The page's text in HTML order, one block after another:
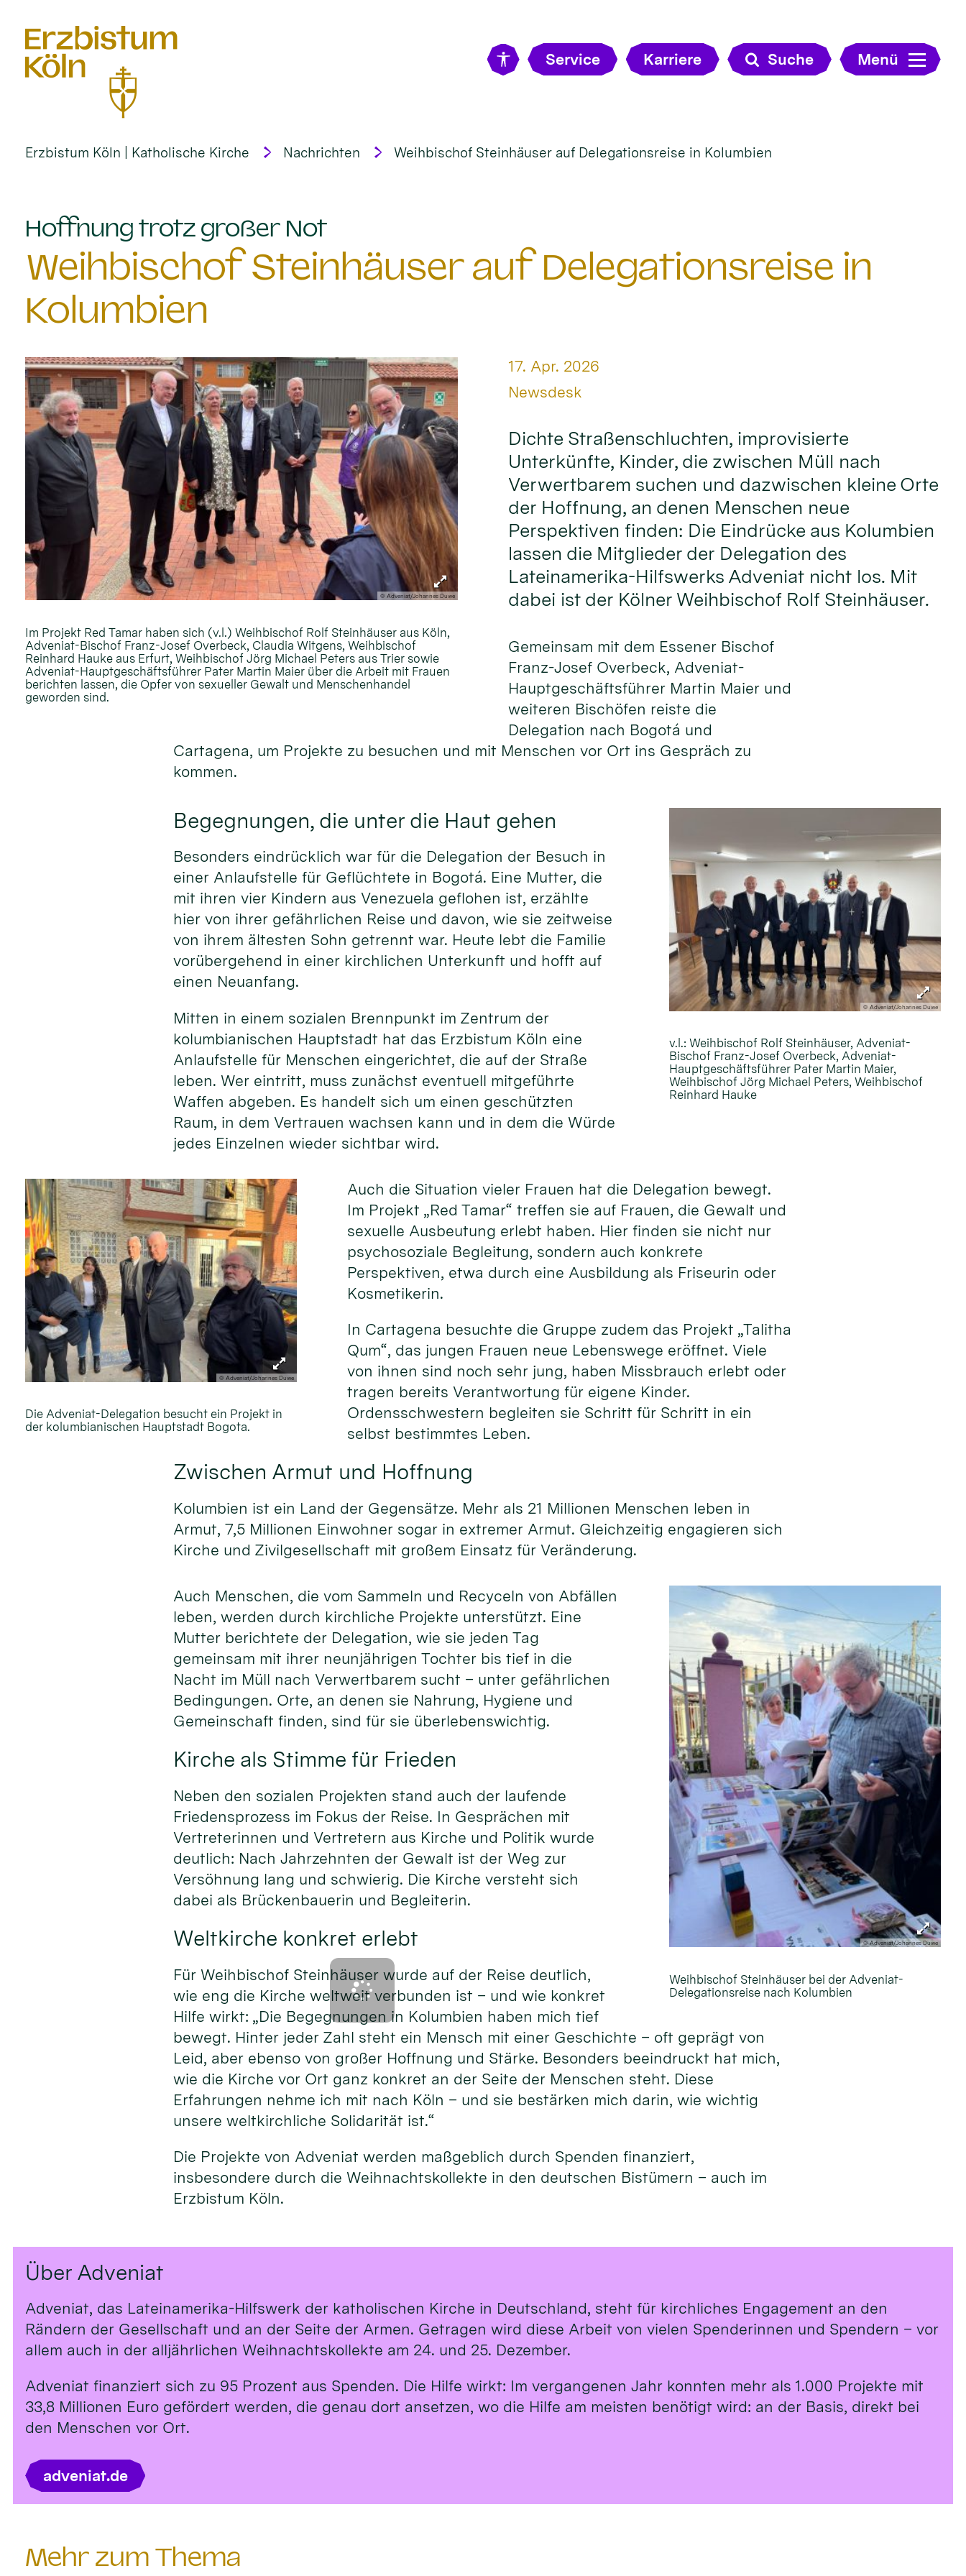
Service Karriere Suche Menü
Erzbistum Köln | Katholische Kirche Nachrichten Weihbischof Steinhäuser auf Delegationsreise in Kolumbien
Hoffnung trotz großer Not:
Weihbischof Steinhäuser auf Delegationsreise in
Kolumbien
© Adveniat/Johannes Duwe
Im Projekt Red Tamar haben sich (v.l.) Weihbischof Rolf Steinhäuser aus Köln,
Adveniat-Bischof Franz-Josef Overbeck, Claudia Witgens, Weihbischof
Reinhard Hauke aus Erfurt, Weihbischof Jörg Michael Peters aus Trier sowie
Adveniat-Hauptgeschäftsführer Pater Martin Maier über die Arbeit mit Frauen
berichten lassen, die Opfer von sexueller Gewalt und Menschenhandel
geworden sind.
Datum:
17. Apr. 2026
Von:
Newsdesk
Dichte Straßenschluchten, improvisierte
Unterkünfte, Kinder, die zwischen Müll nach
Verwertbarem suchen und dazwischen kleine Orte
der Hoffnung, an denen Menschen neue
Perspektiven finden: Die Eindrücke aus Kolumbien
lassen die Mitglieder der Delegation des
Lateinamerika-Hilfswerks Adveniat nicht los. Mit
dabei ist der Kölner Weihbischof Rolf Steinhäuser.
Gemeinsam mit dem Essener Bischof
Franz-Josef Overbeck, Adveniat-
Hauptgeschäftsführer Martin Maier und
weiteren Bischöfen reiste die
Delegation nach Bogotá und
Cartagena, um Projekte zu besuchen und mit Menschen vor Ort ins Gespräch zu
kommen.
© Adveniat/Johannes Duwe
v.l.: Weihbischof Rolf Steinhäuser, Adveniat-
Bischof Franz-Josef Overbeck, Adveniat-
Hauptgeschäftsführer Pater Martin Maier,
Weihbischof Jörg Michael Peters, Weihbischof
Reinhard Hauke
Begegnungen, die unter die Haut gehen
Besonders eindrücklich war für die Delegation der Besuch in
einer Anlaufstelle für Geflüchtete in Bogotá. Eine Mutter, die
mit ihren vier Kindern aus Venezuela geflohen ist, erzählte
hier von ihrer gefährlichen Reise und davon, wie sie zeitweise
von ihrem ältesten Sohn getrennt war. Heute lebt die Familie
vorübergehend in einer kirchlichen Unterkunft und hofft auf
einen Neuanfang.
Mitten in einem sozialen Brennpunkt im Zentrum der
kolumbianischen Hauptstadt hat das Erzbistum Köln eine
Anlaufstelle für Menschen eingerichtet, die auf der Straße
leben. Wer eintritt, muss zunächst eventuell mitgeführte
Waffen abgeben. Es handelt sich um einen geschützten
Raum, in dem Vertrauen wachsen kann und in dem die Würde
jedes Einzelnen wieder sichtbar wird.
© Adveniat/Johannes Duwe
Die Adveniat-Delegation besucht ein Projekt in
der kolumbianischen Hauptstadt Bogota.
Auch die Situation vieler Frauen hat die Delegation bewegt.
Im Projekt „Red Tamar“ treffen sie auf Frauen, die Gewalt und
sexuelle Ausbeutung erlebt haben. Hier finden sie nicht nur
psychosoziale Begleitung, sondern auch konkrete
Perspektiven, etwa durch eine Ausbildung als Friseurin oder
Kosmetikerin.
In Cartagena besuchte die Gruppe zudem das Projekt „Talitha
Qum“, das jungen Frauen neue Lebenswege eröffnet. Viele
von ihnen sind noch sehr jung, haben Missbrauch erlebt oder
tragen bereits Verantwortung für eigene Kinder.
Ordensschwestern begleiten sie Schritt für Schritt in ein
selbst bestimmtes Leben.
Zwischen Armut und Hoffnung
Kolumbien ist ein Land der Gegensätze. Mehr als 21 Millionen Menschen leben in
Armut, 7,5 Millionen Einwohner sogar in extremer Armut. Gleichzeitig engagieren sich
Kirche und Zivilgesellschaft mit großem Einsatz für Veränderung.
© Adveniat/Johannes Duwe
Weihbischof Steinhäuser bei der Adveniat-
Delegationsreise nach Kolumbien
Auch Menschen, die vom Sammeln und Recyceln von Abfällen
leben, werden durch kirchliche Projekte unterstützt. Eine
Mutter berichtete der Delegation, wie sie jeden Tag
gemeinsam mit ihrer neunjährigen Tochter bis tief in die
Nacht im Müll nach Verwertbarem sucht – unter gefährlichen
Bedingungen. Orte, an denen sie Nahrung, Hygiene und
Gemeinschaft finden, sind für sie überlebenswichtig.
Kirche als Stimme für Frieden
Neben den sozialen Projekten stand auch der laufende
Friedensprozess im Fokus der Reise. In Gesprächen mit
Vertreterinnen und Vertretern aus Kirche und Politik wurde
deutlich: Nach Jahrzehnten der Gewalt ist der Weg zur
Versöhnung lang und schwierig. Die Kirche versteht sich
dabei als Brückenbauerin und Begleiterin.
Weltkirche konkret erlebt
Für Weihbischof Steinhäuser wurde auf der Reise deutlich,
wie eng die Kirche weltweit verbunden ist – und wie konkret
Hilfe wirkt: „Die Begegnungen in Kolumbien haben mich tief
bewegt. Hinter jeder Zahl steht ein Mensch mit einer Geschichte – oft geprägt von
Leid, aber ebenso von großer Hoffnung und Stärke. Besonders beeindruckt hat mich,
wie die Kirche vor Ort ganz konkret an der Seite der Menschen steht. Diese
Erfahrungen nehme ich mit nach Köln – und sie bestärken mich darin, wie wichtig
unsere weltkirchliche Solidarität ist.“
Die Projekte von Adveniat werden maßgeblich durch Spenden finanziert,
insbesondere durch die Weihnachtskollekte in den deutschen Bistümern – auch im
Erzbistum Köln.
Über Adveniat
Adveniat, das Lateinamerika-Hilfswerk der katholischen Kirche in Deutschland, steht für kirchliches Engagement an den
Rändern der Gesellschaft und an der Seite der Armen. Getragen wird diese Arbeit von vielen Spenderinnen und Spendern – vor
allem auch in der alljährlichen Weihnachtskollekte am 24. und 25. Dezember.
Adveniat finanziert sich zu 95 Prozent aus Spenden. Die Hilfe wirkt: Im vergangenen Jahr konnten mehr als 1.000 Projekte mit
33,8 Millionen Euro gefördert werden, die genau dort ansetzen, wo die Hilfe am meisten benötigt wird: an der Basis, direkt bei
den Menschen vor Ort.
adveniat.de
Mehr zum Thema